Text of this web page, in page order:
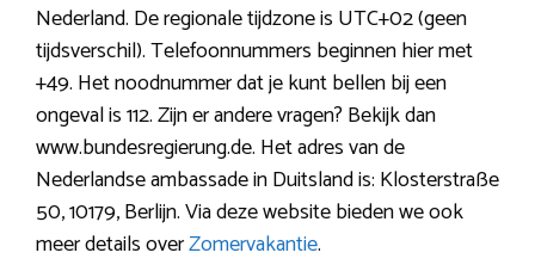
Nederland. De regionale tijdzone is UTC+02 (geen
tijdsverschil). Telefoonnummers beginnen hier met
+49. Het noodnummer dat je kunt bellen bij een
ongeval is 112. Zijn er andere vragen? Bekijk dan
www.bundesregierung.de. Het adres van de
Nederlandse ambassade in Duitsland is: Klosterstraße
50, 10179, Berlijn. Via deze website bieden we ook
meer details overZomervakantie.